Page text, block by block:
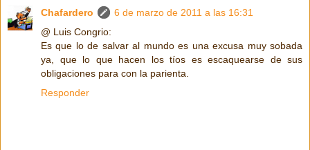
Chafardero
6 de marzo de 2011 a las 16:31
@ Luis Congrio:
Es que lo de salvar al mundo es una excusa muy sobada
ya, que lo que hacen los tíos es escaquearse de sus
obligaciones para con la parienta.
Responder